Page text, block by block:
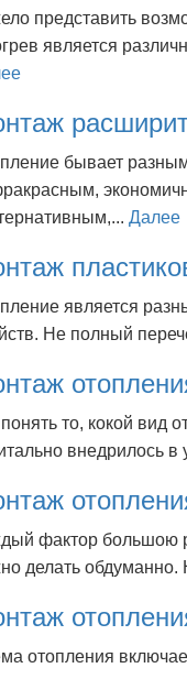
представить
является
бывает
Далее
является
Не полный
понять то, кокой вид
внедрилось в
фактор большою
делать обдуманно.
отопления